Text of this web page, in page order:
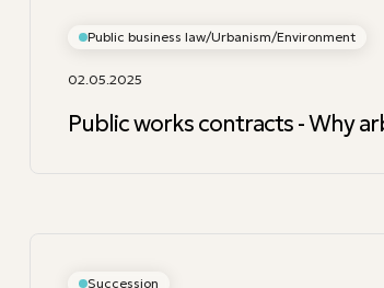
Public business law/Urbanism/Environment
02.05.2025
Public works contracts - Why
Succession